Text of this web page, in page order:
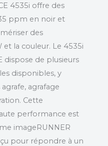
4535i offre des
ppm en noir et
des
et la couleur. Le 4535i
dispose de plusieurs
disponibles, y
agrafage
Cette
performance est
imageRUNNER
pour répondre à un